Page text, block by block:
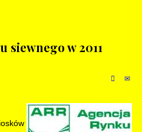
siewnego w 2011